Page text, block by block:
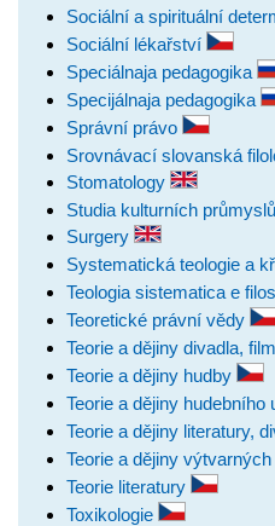
Sociální a spirituální
Sociální lékařství
Speciálnaja pedagogika
Specijálnaja pedagogika
Správní právo
Srovnávací slovanská
Stomatology
Studia kulturních průmyslů
Surgery
Systematická teologie a
Teologia sistematica e
Teoretické právní vědy
Teorie a dějiny divadla,
Teorie a dějiny hudby
Teorie a dějiny hudebního
Teorie a dějiny literatury,
Teorie a dějiny
Teorie literatury
Toxikologie